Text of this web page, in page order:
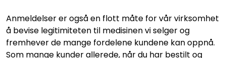
Anmeldelser er også en flott måte for vår virksomhet
å bevise legitimiteten til medisinen vi selger og
fremhever de mange fordelene kundene kan oppnå.
Som mange kunder allerede, når du har bestilt og